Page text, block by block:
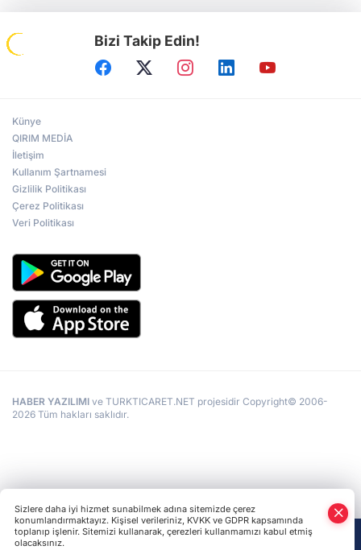
Bizi Takip Edin!
Künye
QIRIM MEDİA
İletişim
Kullanım Şartnamesi
Gizlilik Politikası
Çerez Politikası
Veri Politikası
HABER YAZILIMI ve TURKTICARET.NET projesidir Copyright© 2006-
2026 Tüm hakları saklıdır.
Sizlere daha iyi hizmet sunabilmek adına sitemizde çerez
konumlandırmaktayız. Kişisel verileriniz, KVKK ve GDPR kapsamında
toplanıp işlenir. Sitemizi kullanarak, çerezleri kullanmamızı kabul etmiş
olacaksınız.